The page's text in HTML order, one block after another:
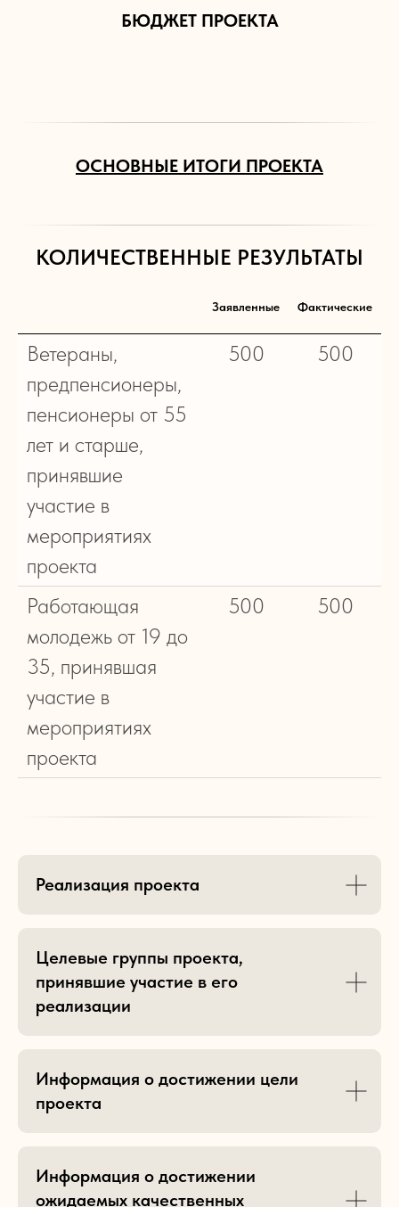
БЮДЖЕТ ПРОЕКТА
ОСНОВНЫЕ ИТОГИ ПРОЕКТА
КОЛИЧЕСТВЕННЫЕ РЕЗУЛЬТАТЫ
Заявленные Фактические
Ветераны,
предпенсионеры,
пенсионеры от 55
лет и старше,
принявшие
участие в
мероприятиях
проекта
500 500
Работающая
молодежь от 19 до
35, принявшая
участие в
мероприятиях
проекта
500 500
Реализация проекта
Целевые группы проекта,
принявшие участие в его
реализации
Информация о достижении цели
проекта
Информация о достижении
ожидаемых качественных